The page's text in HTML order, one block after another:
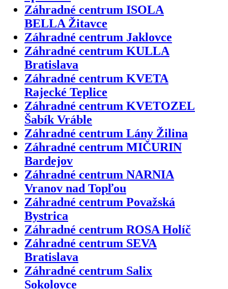
Záhradné centrum ISOLA
BELLA Žitavce
Záhradné centrum Jaklovce
Záhradné centrum KULLA
Bratislava
Záhradné centrum KVETA
Rajecké Teplice
Záhradné centrum KVETOZEL
Šabík Vráble
Záhradné centrum Lány Žilina
Záhradné centrum MIČURIN
Bardejov
Záhradné centrum NARNIA
Vranov nad Topľou
Záhradné centrum Považská
Bystrica
Záhradné centrum ROSA Holíč
Záhradné centrum SEVA
Bratislava
Záhradné centrum Salix
Sokolovce